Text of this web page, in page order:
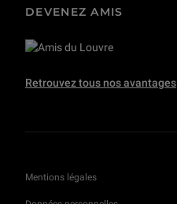
DEVENEZ AMIS
Retrouvez tous nos avantages
Mentions légales